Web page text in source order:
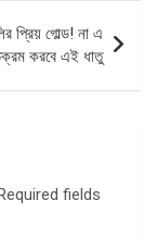
প্রিয় গোল্ড! না এ
করবে এই ধাতু
fields